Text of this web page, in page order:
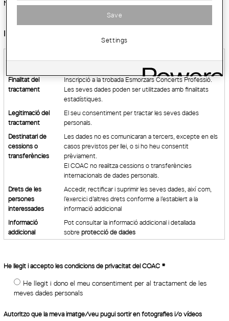
Número de col·legiat/ada*
Informació bàsica sobre protecció de dades:
Finalitat del
tractament
​​Inscripció​ ​a la trobada Esmorzars Concerts Professió​​.
Les seves dades poden ser utilitzades amb finalitats
estadístiques.
Legitimació del
tractament
El seu consentiment per tractar les seves dades
personals.
Destinatari de
cessions o
transferències
Les dades no es comunicaran a tercers, excepte en els
casos previstos per llei, o si ho heu consentit
prèviament.
El COAC no realitza cessions o transferències
internacionals de dades personals.
Drets de les
persones
interessades
Accedir, rectificar i suprimir les seves dades, així com,
l’exercici d’altres drets conforme a l’establert a la
informació addicional
Informació
addicional
Pot consultar la informació addicional i detallada
sobreprotecció de dades
He llegit i accepto les condicions de privacitat del COAC *
He llegit i dono el meu consentiment per al tractament de les
meves dades personals
Autoritzo que la meva imatge/veu pugui sortir en fotografies i/o vídeos
Save
Settings